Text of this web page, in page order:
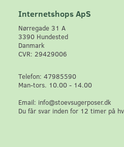
Internetshops ApS
Nørregade 31 A
3390 Hundested
Danmark
CVR: 29429006
Telefon: 47985590
Man-tors. 10.00 - 14.00
Email: info@stoevsugerposer.dk
Du får svar inden for 12 timer på